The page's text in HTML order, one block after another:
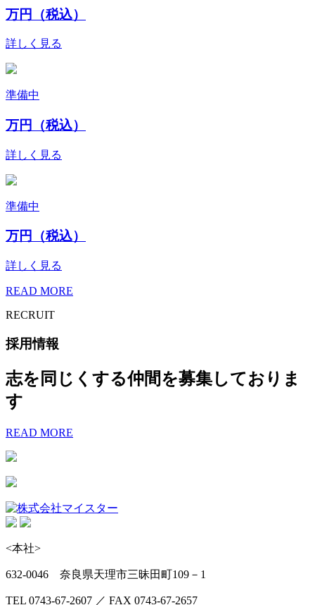
万円（税込）
詳しく見る
準備中
万円（税込）
詳しく見る
準備中
万円（税込）
詳しく見る
READ MORE
RECRUIT
採用情報
志を同じくする仲間を募集しておりま
す
READ MORE
<本社>
632-0046 奈良県天理市三昧田町109－1
TEL 0743-67-2607 ／ FAX 0743-67-2657